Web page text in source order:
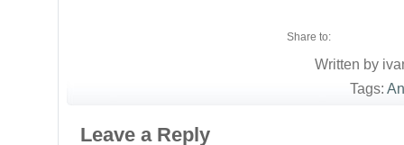
Share to:
Written by
Tags:
Leave a Reply